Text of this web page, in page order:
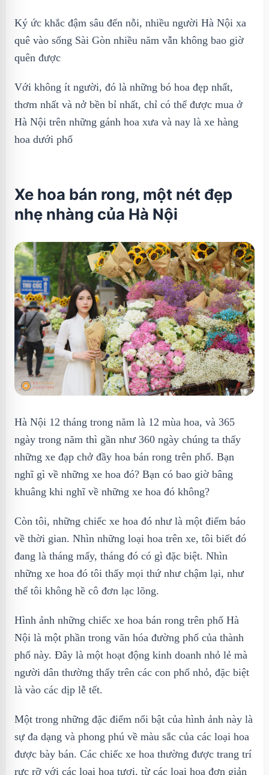
Ký ức khắc đậm sâu đến nỗi, nhiều người Hà Nội xa
quê vào sống Sài Gòn nhiều năm vẫn không bao giờ
quên được
Với không ít người, đó là những bó hoa đẹp nhất,
thơm nhất và nở bền bỉ nhất, chỉ có thể được mua ở
Hà Nội trên những gánh hoa xưa và nay là xe hàng
hoa dưới phố
Xe hoa bán rong, một nét đẹp
nhẹ nhàng của Hà Nội
Hà Nội 12 tháng trong năm là 12 mùa hoa, và 365
ngày trong năm thì gần như 360 ngày chúng ta thấy
những xe đạp chở đầy hoa bán rong trên phố. Bạn
nghĩ gì về những xe hoa đó? Bạn có bao giờ bâng
khuâng khi nghĩ về những xe hoa đó không?
Còn tôi, những chiếc xe hoa đó như là một điểm báo
về thời gian. Nhìn những loại hoa trên xe, tôi biết đó
đang là tháng mấy, tháng đó có gì đặc biệt. Nhìn
những xe hoa đó tôi thấy mọi thứ như chậm lại, như
thể tôi không hề cô đơn lạc lõng.
Hình ảnh những chiếc xe hoa bán rong trên phố Hà
Nội là một phần trong văn hóa đường phố của thành
phố này. Đây là một hoạt động kinh doanh nhỏ lẻ mà
người dân thường thấy trên các con phố nhỏ, đặc biệt
là vào các dịp lễ tết.
Một trong những đặc điểm nổi bật của hình ảnh này là
sự đa dạng và phong phú về màu sắc của các loại hoa
được bày bán. Các chiếc xe hoa thường được trang trí
rực rỡ với các loại hoa tươi, từ các loại hoa đơn giản